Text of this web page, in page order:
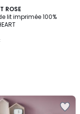
ROSE
lit imprimée 100%